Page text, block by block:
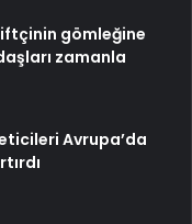
gömleğine
zamanla
Avrupa’da